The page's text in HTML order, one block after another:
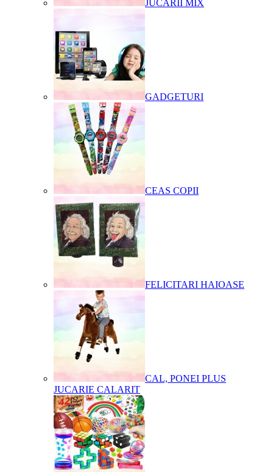
JUCARII MIX
GADGETURI
CEAS COPII
FELICITARI HAIOASE
CAL, PONEI PLUS
JUCARIE CALARIT